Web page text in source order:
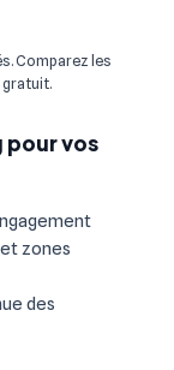
Comparez les
gratuit.
pour vos
zones
des